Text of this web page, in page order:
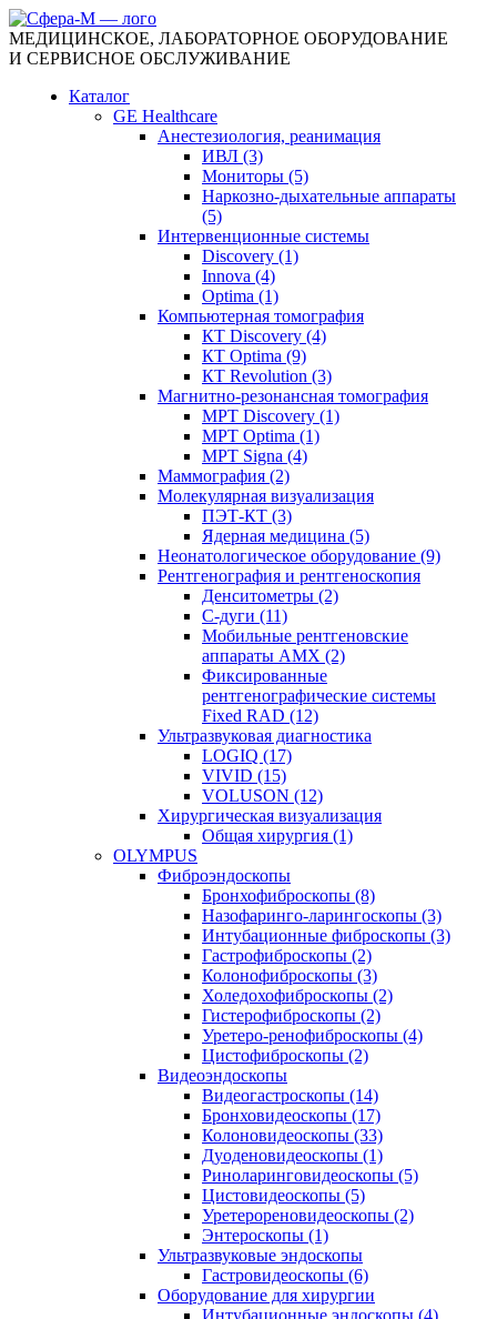
МЕДИЦИНСКОЕ, ЛАБОРАТОРНОЕ ОБОРУДОВАНИЕ
И СЕРВИСНОЕ ОБСЛУЖИВАНИЕ
Каталог
GE Healthcare
Анестезиология, реанимация
ИВЛ (3)
Мониторы (5)
Наркозно-дыхательные аппараты
(5)
Интервенционные системы
Discovery (1)
Innova (4)
Optima (1)
Компьютерная томография
КТ Discovery (4)
КТ Optima (9)
КТ Revolution (3)
Магнитно-резонансная томография
МРТ Discovery (1)
МРТ Optima (1)
МРТ Signa (4)
Маммография (2)
Молекулярная визуализация
ПЭТ-КТ (3)
Ядерная медицина (5)
Неонатологическое оборудование (9)
Рентгенография и рентгеноскопия
Денситометры (2)
C-дуги (11)
Мобильные рентгеновские
аппараты AMX (2)
Фиксированные
рентгенографические системы
Fixed RAD (12)
Ультразвуковая диагностика
LOGIQ (17)
VIVID (15)
VOLUSON (12)
Хирургическая визуализация
Общая хирургия (1)
OLYMPUS
Фиброэндоскопы
Бронхофиброскопы (8)
Назофаринго-ларингоскопы (3)
Интубационные фиброскопы (3)
Гастрофиброскопы (2)
Колонофиброскопы (3)
Холедохофиброскопы (2)
Гистерофиброскопы (2)
Уретеро-ренофиброскопы (4)
Цистофиброскопы (2)
Видеоэндоскопы
Видеогастроскопы (14)
Бронховидеоскопы (17)
Колоновидеоскопы (33)
Дуоденовидеоскопы (1)
Риноларинговидеоскопы (5)
Цистовидеоскопы (5)
Уретерореновидеоскопы (2)
Энтероскопы (1)
Ультразвуковые эндоскопы
Гастровидеоскопы (6)
Оборудование для хирургии
Интубационные эндоскопы (4)